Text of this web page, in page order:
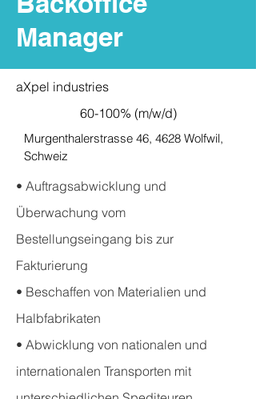
Manager
aXpel industries
60-100% (m/w/d)
Murgenthalerstrasse 46, 4628 Wolfwil,
Schweiz
• Auftragsabwicklung und
Überwachung vom
Bestellungseingang bis zur
Fakturierung
• Beschaffen von Materialien und
Halbfabrikaten
• Abwicklung von nationalen und
internationalen Transporten mit